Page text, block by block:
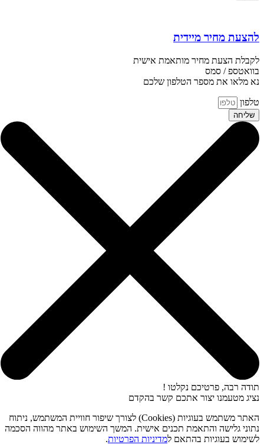
להצעת מחיר מיידית
לקבלת הצעת מחיר מותאמת אישית
בוואטספ / סמס
נא מלאו את מספר הטלפון שלכם
טלפון
שליחה
תודה רבה, פרטיכם נקלטו !
נציג מטעמנו יצור אתכם קשר בהקדם
האתר משתמש בעוגיות (Cookies) לצורך שיפור חוויית המשתמש, ניתוח
נתוני גלישה והתאמת תכנים אישית. המשך השימוש באתר מהווה הסכמה
לשימוש בעוגיות בהתאם למדיניות הפרטיות.